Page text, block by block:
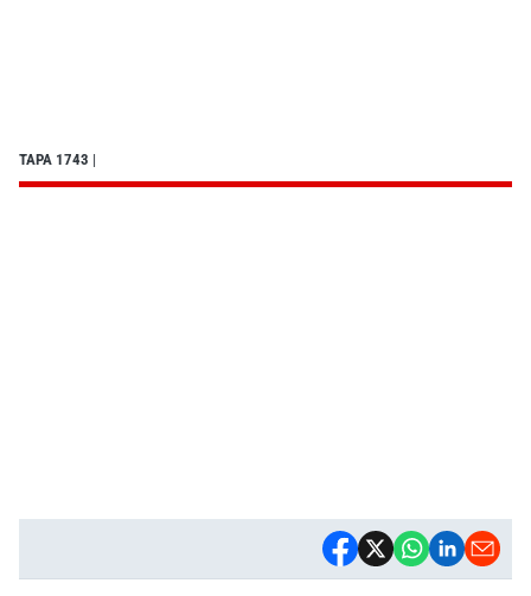
TAPA 1743 |